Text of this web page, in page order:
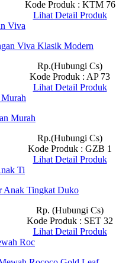
Kode Produk : KTM 76
Lihat Detail Produk
Viva
Rp.(Hubungi Cs)
Kode Produk : AP 73
Lihat Detail Produk
Rp.(Hubungi Cs)
Kode Produk : GZB 1
Lihat Detail Produk
Ti
Rp. (Hubungi Cs)
Kode Produk : SET 32
Lihat Detail Produk
Roc